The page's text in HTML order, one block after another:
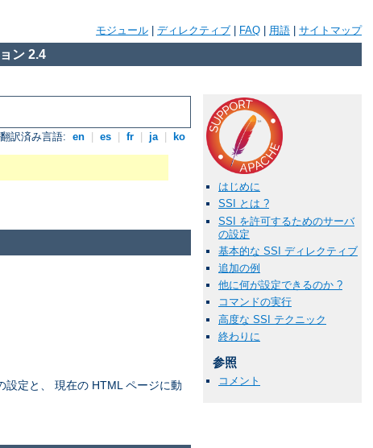
モジュール ディレクティブ FAQ 用語 サイトマップ
ン 2.4
翻訳済み言語: en es fr ja ko
はじめに
SSI とは ?
SSI を許可するためのサーバ
の設定
基本的な SSI ディレクティブ
追加の例
他に何が設定できるのか ?
コマンドの実行
高度な SSI テクニック
終わりに
参照
コメント
定と、 現在の HTML ページに動